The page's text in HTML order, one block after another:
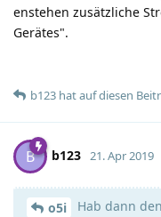
enstehen zusätzliche
Gerätes".
b123 hatauf diesen
B b123 21. Apr 2019
o5i
Hab dann